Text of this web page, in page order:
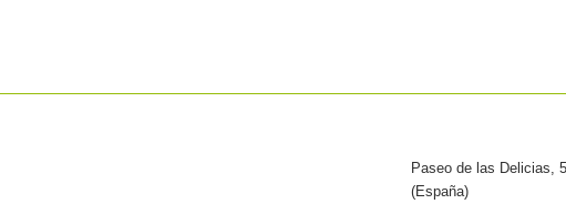
Paseo de las Delicias,
(España)